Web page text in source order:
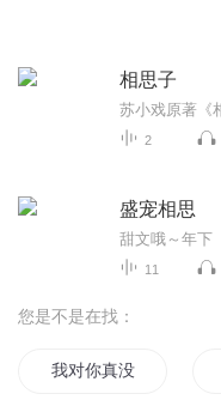
相思子
2
盛宠相思
11
您是不是在找：
我对你真没意思